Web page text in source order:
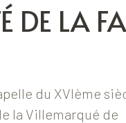
DE LA
du XVIème
la Villemarqué de